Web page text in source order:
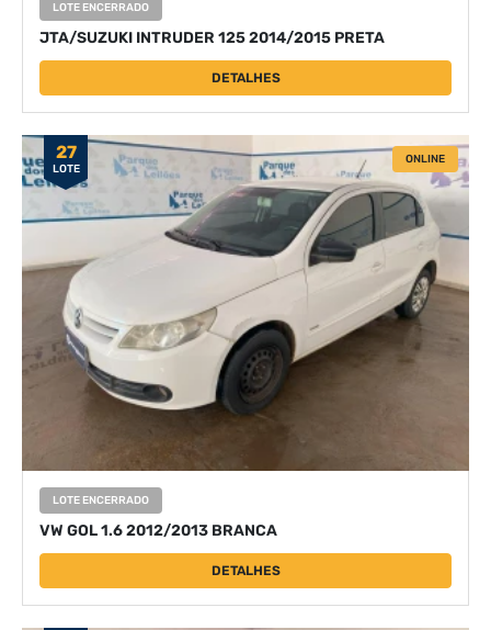
LOTE ENCERRADO
JTA/SUZUKI INTRUDER 125 2014/2015 PRETA
DETALHES
27
LOTE
ONLINE
LOTE ENCERRADO
VW GOL 1.6 2012/2013 BRANCA
DETALHES